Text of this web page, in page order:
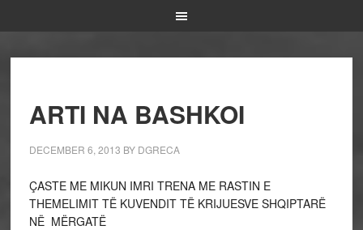
ARTI NA BASHKOI
DECEMBER 6, 2013 BY DGRECA
ÇASTE ME MIKUN IMRI TRENA ME RASTIN E
THEMELIMIT TË KUVENDIT TË KRIJUESVE SHQIPTARË
NË MËRGATË